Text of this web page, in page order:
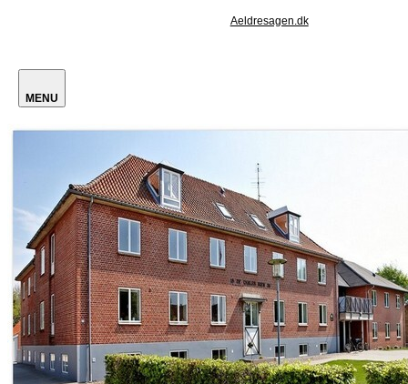
Aeldresagen.dk
MENU